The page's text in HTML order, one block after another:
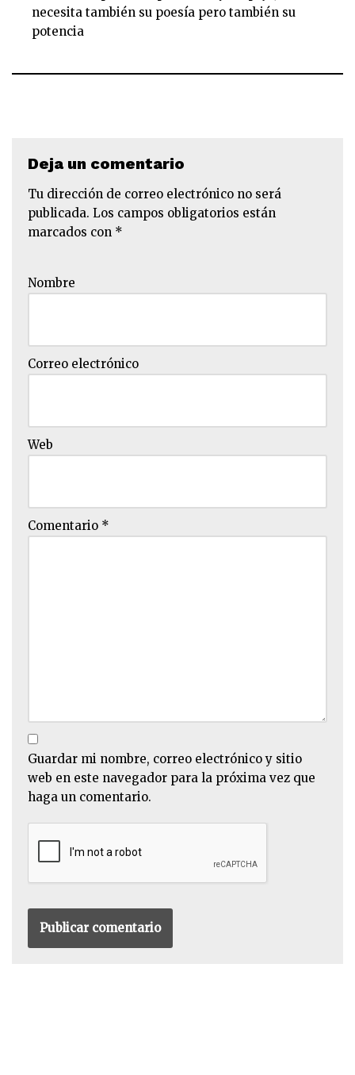
necesita también su poesía pero también su
potencia
Deja un comentario
Tu dirección de correo electrónico no será
publicada. Los campos obligatorios están
marcados con *
Nombre
Correo electrónico
Web
Comentario *
Guardar mi nombre, correo electrónico y sitio
web en este navegador para la próxima vez que
haga un comentario.